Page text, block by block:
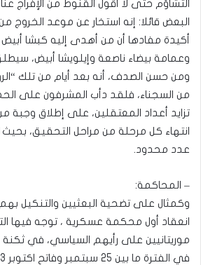
التشاؤم حتى لا أقول القنوط من الإفراج
البعض قائلا: إنه استخار عن موعد الخروج
أكيدة مفادها أن من أهدى إليه كبشا أبيض
وعمامة بيضاء ناصعة وإيلويشا أبيض،
ومن حسن الصدف، أنه بعد أيام من تلك
من السجناء، فلقد دأب المشرفون على
تزايد أعداد المعتقلين، على إطلاق وجبة
انتهاء كل مرحلة من مراحل التحقيق، بحيث
عدد محدود.
– المحاكمة:
انعقاد أول محكمة عسكرية ، توجه فيها
موريتانيين على رأيهم السياسي، في ثكنة